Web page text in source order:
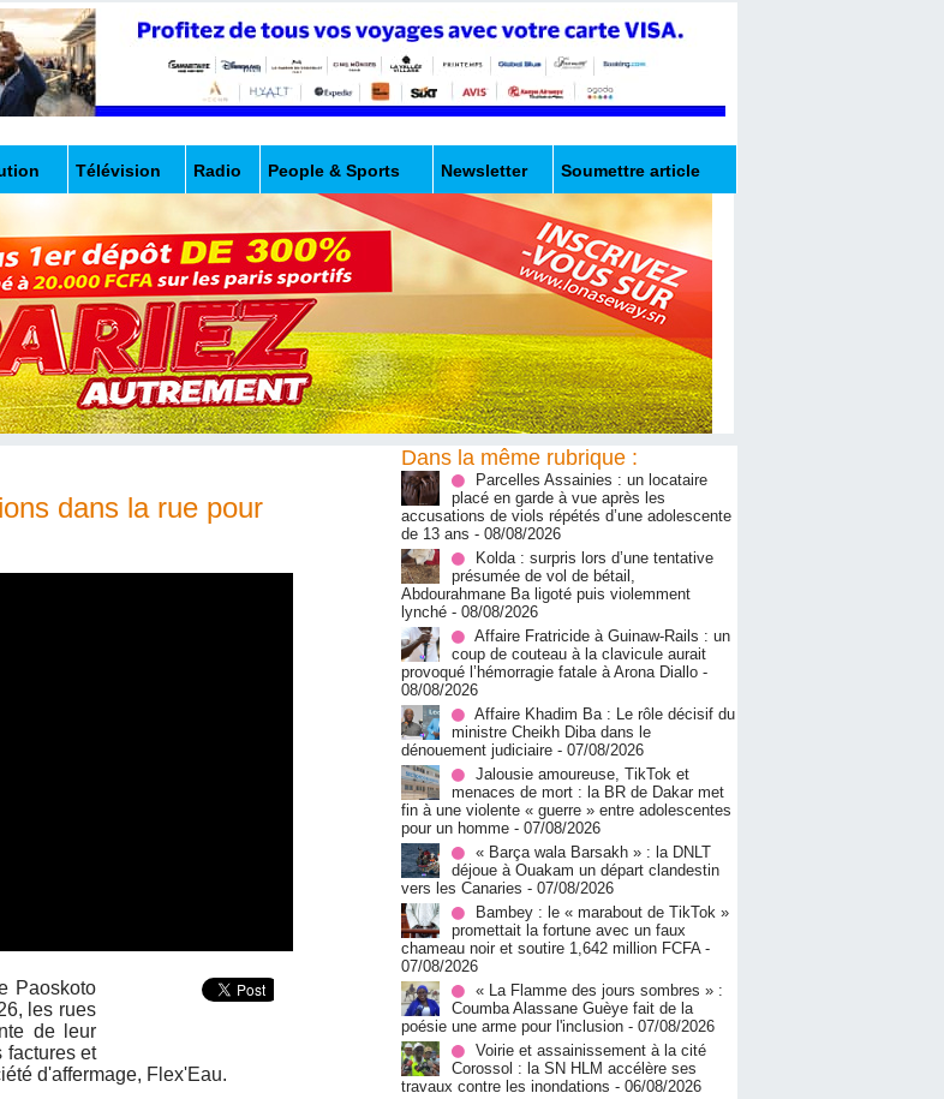
Télévision Radio People & Sports Newsletter Soumettre article
dans la rue pour
Paoskoto
les rues
de leur
factures et
d'affermage, Flex'Eau.
Dans la même rubrique :
Parcelles Assainies : un locataire
placé en garde à vue après les
accusations de viols répétés d’une adolescente
de 13 ans - 08/08/2026
Kolda : surpris lors d’une tentative
présumée de vol de bétail,
Abdourahmane Ba ligoté puis violemment
lynché - 08/08/2026
Affaire Fratricide à Guinaw-Rails : un
coup de couteau à la clavicule aurait
provoqué l’hémorragie fatale à Arona Diallo -
08/08/2026
Affaire Khadim Ba : Le rôle décisif du
ministre Cheikh Diba dans le
dénouement judiciaire - 07/08/2026
Jalousie amoureuse, TikTok et
menaces de mort : la BR de Dakar met
fin à une violente « guerre » entre adolescentes
pour un homme - 07/08/2026
« Barça wala Barsakh » : la DNLT
déjoue à Ouakam un départ clandestin
vers les Canaries - 07/08/2026
Bambey : le « marabout de TikTok »
promettait la fortune avec un faux
chameau noir et soutire 1,642 million FCFA -
07/08/2026
« La Flamme des jours sombres » :
Coumba Alassane Guèye fait de la
poésie une arme pour l'inclusion - 07/08/2026
Voirie et assainissement à la cité
Corossol : la SN HLM accélère ses
travaux contre les inondations - 06/08/2026